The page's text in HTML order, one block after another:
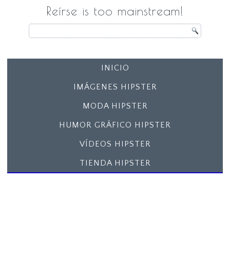
Reírse is too mainstream!
INICIO
IMÁGENES HIPSTER
MODA HIPSTER
HUMOR GRÁFICO HIPSTER
VÍDEOS HIPSTER
TIENDA HIPSTER